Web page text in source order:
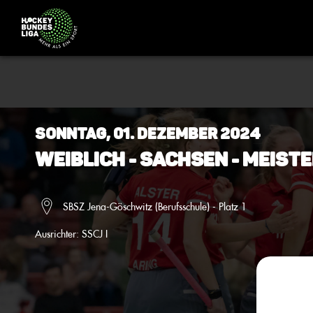
Sonntag, 01. Dezember 2024
Weiblich - Sachsen -
SBSZ Jena-Göschwitz (Berufsschule) - Platz 1
Ausrichter: SSCJ I